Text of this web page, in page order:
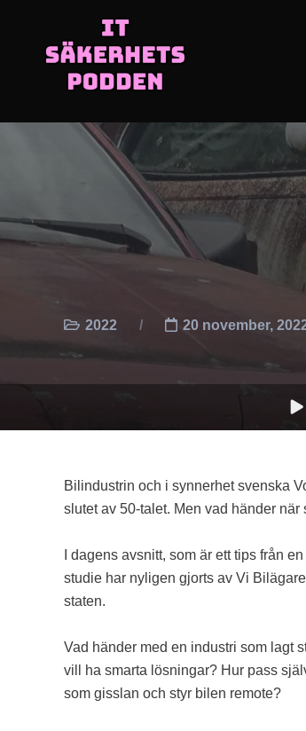
2022 20 november,
Bilindustrin och i synnerhet svenska
slutet av 50-talet. Men vad händer
I dagens avsnitt, som är ett tips från
studie har nyligen gjorts av Vi
staten.
Vad händer med en industri som lagt
vill ha smarta lösningar? Hur pass
som gisslan och styr bilen remote?